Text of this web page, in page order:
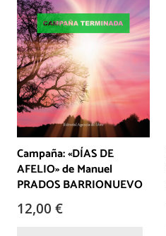
Campaña: «DÍAS DE
AFELIO» de Manuel
PRADOS BARRIONUEVO
12,00 €